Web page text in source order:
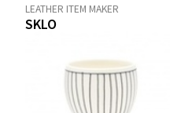
LEATHER ITEM MAKER
SKLO